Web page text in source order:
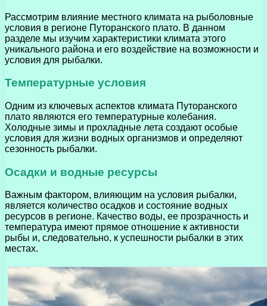
Рассмотрим влияние местного климата на рыболовные
условия в регионе Путоранского плато. В данном
разделе мы изучим характеристики климата этого
уникального района и его воздействие на возможности и
условия для рыбалки.
Температурные условия
Одним из ключевых аспектов климата Путоранского
плато являются его температурные колебания.
Холодные зимы и прохладные лета создают особые
условия для жизни водных организмов и определяют
сезонность рыбалки.
Осадки и водные ресурсы
Важным фактором, влияющим на условия рыбалки,
является количество осадков и состояние водных
ресурсов в регионе. Качество воды, ее прозрачность и
температура имеют прямое отношение к активности
рыбы и, следовательно, к успешности рыбалки в этих
местах.